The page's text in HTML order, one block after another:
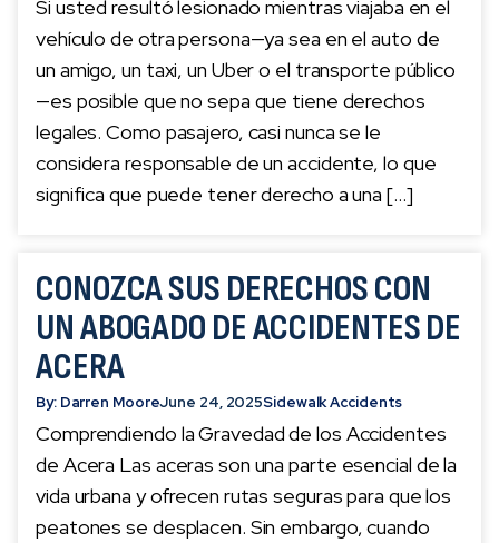
Si usted resultó lesionado mientras viajaba en el
vehículo de otra persona—ya sea en el auto de
un amigo, un taxi, un Uber o el transporte público
—es posible que no sepa que tiene derechos
legales. Como pasajero, casi nunca se le
considera responsable de un accidente, lo que
significa que puede tener derecho a una […]
CONOZCA SUS DERECHOS CON
UN ABOGADO DE ACCIDENTES DE
ACERA
By: Darren MooreJune 24, 2025Sidewalk Accidents
Comprendiendo la Gravedad de los Accidentes
de Acera Las aceras son una parte esencial de la
vida urbana y ofrecen rutas seguras para que los
peatones se desplacen. Sin embargo, cuando